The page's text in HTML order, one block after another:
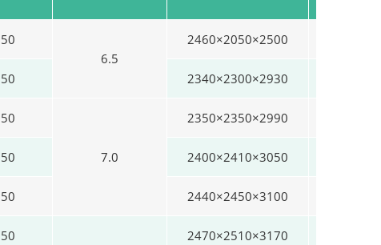
6.5
2460×2050×2500
2340×2300×2930
7.0
2350×2350×2990
2400×2410×3050
2440×2450×3100
2470×2510×3170